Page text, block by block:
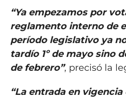
“Ya empezamos por
reglamento interno de
período legislativo ya
tardío 1º de mayo sino
de febrero”, precisó la
“La entrada en